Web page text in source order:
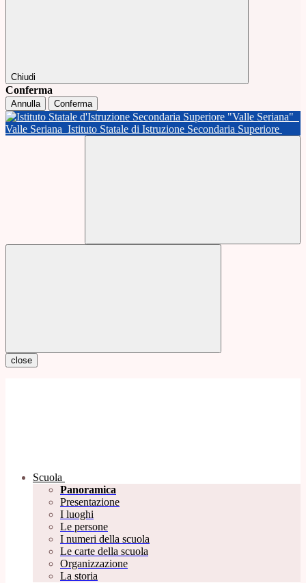
Chiudi
Conferma
Annulla Conferma
Valle Seriana Istituto Statale di Istruzione Secondaria Superiore
close
Scuola
Panoramica
Presentazione
I luoghi
Le persone
I numeri della scuola
Le carte della scuola
Organizzazione
La storia